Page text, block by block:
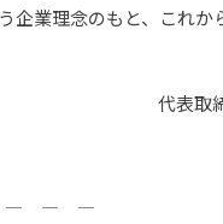
業理念のもと、これか
代表取
― ―